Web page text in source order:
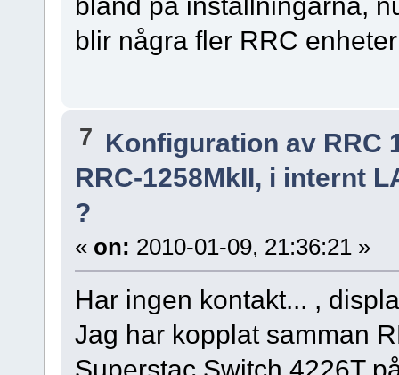
blir några fler RRC
7 Konfiguration av RRC
RRC-1258MkII, i internt
?
« on: 2010-01-09, 21:36:21 »
Har ingen kontakt... ,
Jag har kopplat samman
Superstac Switch 4226T